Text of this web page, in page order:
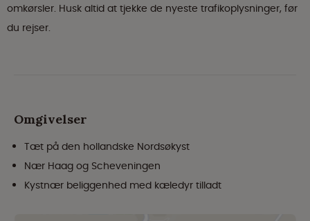
omkørsler. Husk altid at tjekke de nyeste trafikoplysninger, før
du rejser.
Omgivelser
Tæt på den hollandske Nordsøkyst
Nær Haag og Scheveningen
Kystnær beliggenhed med kæledyr tilladt